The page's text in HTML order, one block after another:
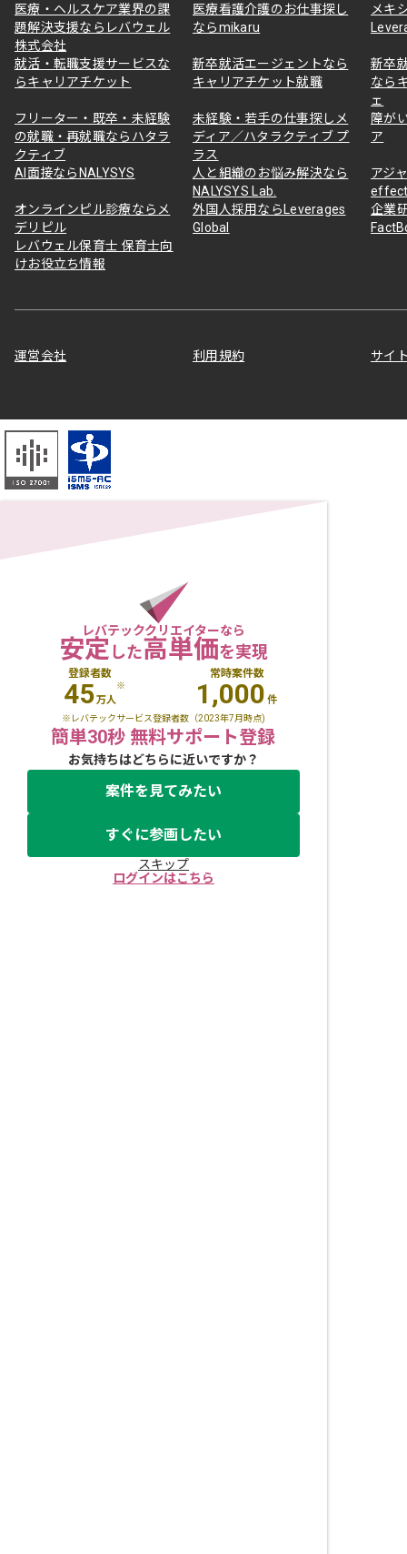
医療・ヘルスケア業界の課
題解決支援ならレバウェル
株式会社
医療看護介護のお仕事探し
ならmikaru
メキ
就活・転職支援サービスな
らキャリアチケット
新卒就活エージェントなら
キャリアチケット就職
新卒
なら
ェ
フリーター・既卒・未経験
の就職・再就職ならハタラ
クティブ
未経験・若手の仕事探しメ
ディア／ハタラクティブ プ
ラス
障が
ア
AI面接ならNALYSYS
人と組織のお悩み解決なら
NALYSYS Lab.
アジ
オンラインピル診療ならメ
デリピル
外国人採用ならLeverages
Global
企業
レバウェル保育士 保育士向
けお役立ち情報
運営会社 利用規約 サイ
レバテッククリエイターなら
安定した高単価を実現
登録者数
45万人
※
常時案件数
1,000 件
※レバテックサービス登録者数（2023年7月時点)
簡単30秒 無料サポート登録
お気持ちはどちらに近いですか？
案件を見てみたい
すぐに参画したい
スキップ
ログインはこちら